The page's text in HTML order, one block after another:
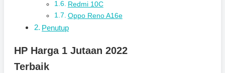
Redmi 10C
Oppo Reno A16e
Penutup
HP Harga 1 Jutaan 2022
Terbaik